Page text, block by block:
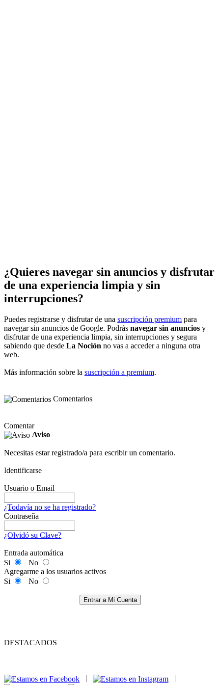
¿Quieres navegar sin anuncios y disfrutar
de una experiencia limpia y sin
interrupciones?
Puedes registrarse y disfrutar de una suscripción premium para
navegar sin anuncios de Google. Podrás navegar sin anuncios y
disfrutar de una experiencia limpia, sin interrupciones y segura
sabiendo que desde La Noción no vas a acceder a ninguna otra
web.
Más información sobre la suscripción a premium.
Comentarios
Comentar
Aviso
Necesitas estar registrado/a para escribir un comentario.
Identificarse
Usuario o Email
¿Todavía no se ha registrado?
Contraseña
¿Olvidó su Clave?
Entrada automática
Si
No
Agregarme a los usuarios activos
Si
No
Entrar a Mi Cuenta
DESTACADOS